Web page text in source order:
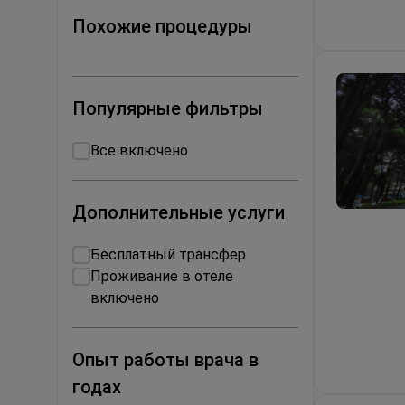
Похожие процедуры
Популярные фильтры
Все включено
Дополнительные услуги
Бесплатный трансфер
Проживание в отеле
включено
Опыт работы врача в
годах